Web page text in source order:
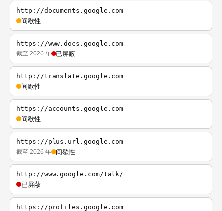
http://documents.google.com
间歇性
https://www.docs.google.com
截至 2026 年 已屏蔽
http://translate.google.com
间歇性
https://accounts.google.com
间歇性
https://plus.url.google.com
截至 2026 年 间歇性
http://www.google.com/talk/
已屏蔽
https://profiles.google.com